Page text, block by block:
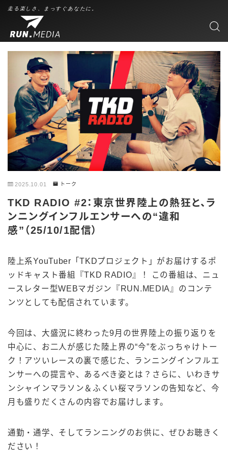
走る楽しさ、まっすぐあなたに。
2025.10.01 トーク
TKD RADIO #2：東京世界陸上の熱狂と、ラ
ンニングインフルエンサーへの“違和
感”（25/10/1配信）
陸上系YouTuber「TKDプロジェクト」がお届けするポ
ッドキャスト番組『TKD RADIO』！ この番組は、ニュ
ースレター型WEBマガジン『RUN.MEDIA』のコンテ
ンツとしても配信されています。
今回は、大盛況に終わった9月の世界陸上の振り返りを
中心に、お二人が感じた陸上界の“今”をぶっちゃけトー
ク！アツいレースの裏で感じた、ランニングインフルエ
ンサーへの提言や、あるべき姿とは？さらに、いわきサ
ンシャインマラソン＆ふくい桜マラソンの告知など、今
月も盛りだくさんの内容でお届けします。
通勤・通学、そしてランニングのお供に、ぜひお聴きく
ださい！